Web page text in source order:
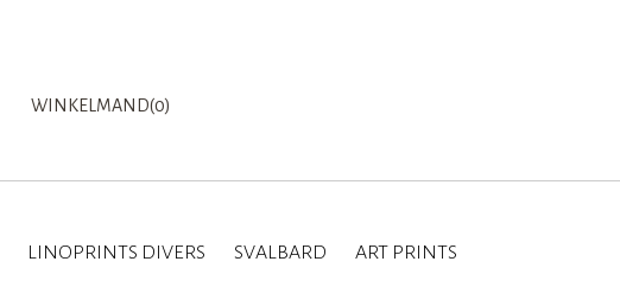
WINKELMAND(0)
LINOPRINTS DIVERS SVALBARD
ART PRINTS